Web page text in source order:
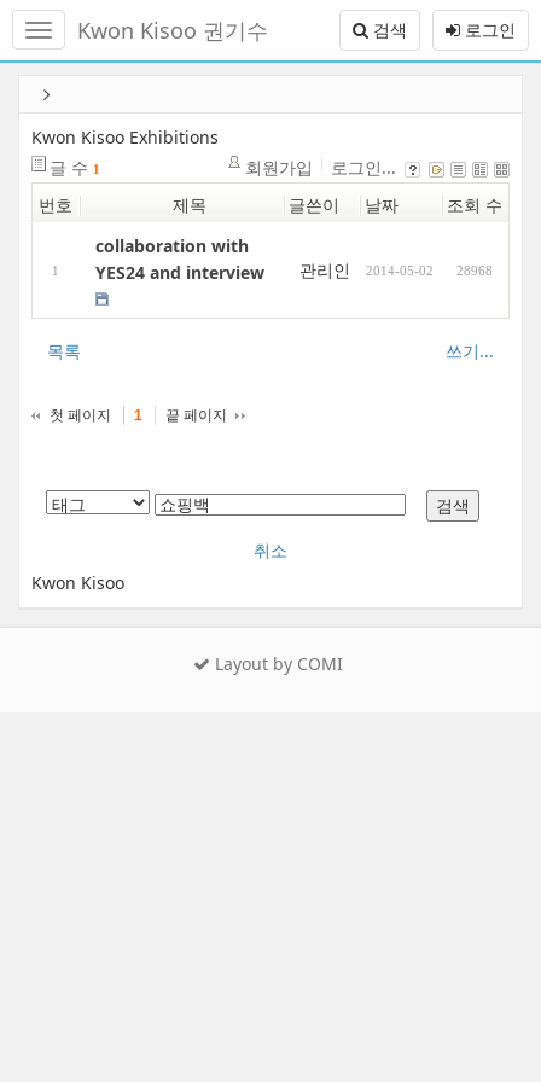
메
토
로그인
검색
Kwon Kisoo 권기수
Kwon Kisoo Exhibitions
글 수 1 회원가입
로그인...
번호
제목 글쓴이 날짜 조회 수
1
collaboration with
YES24 and interview
관리인 2014-05-02 28968
쓰기...
목록
첫 페이지 1 끝 페이지
취소
Kwon Kisoo
Layout by COMI